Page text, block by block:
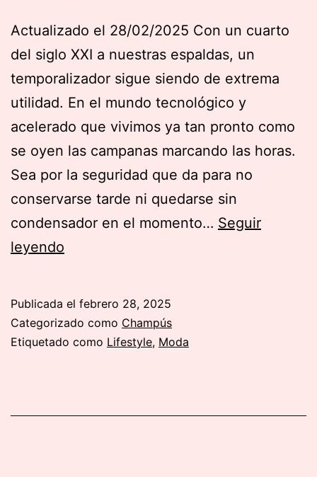
Actualizado el 28/02/2025 Con un cuarto
del siglo XXI a nuestras espaldas, un
temporalizador sigue siendo de extrema
utilidad. En el mundo tecnológico y
acelerado que vivimos ya tan pronto como
se oyen las campanas marcando las horas.
Sea por la seguridad que da para no
conservarse tarde ni quedarse sin
condensador en el momento… Seguir
leyendo
de
calidad
precio?
Publicada el febrero 28, 2025
Categorizado como Champús
Etiquetado como Lifestyle, Moda